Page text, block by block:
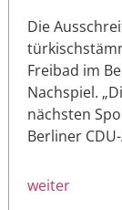
Die
Freibad im
Nachspiel.
nächsten
Berliner
weiter